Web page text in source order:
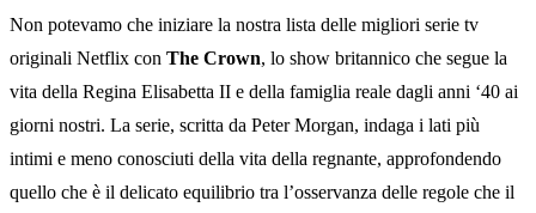
Non potevamo che iniziare la nostra lista delle migliori serie tv
originali Netflix con The Crown, lo show britannico che segue la
vita della Regina Elisabetta II e della famiglia reale dagli anni ‘40 ai
giorni nostri. La serie, scritta da Peter Morgan, indaga i lati più
intimi e meno conosciuti della vita della regnante, approfondendo
quello che è il delicato equilibrio tra l’osservanza delle regole che il